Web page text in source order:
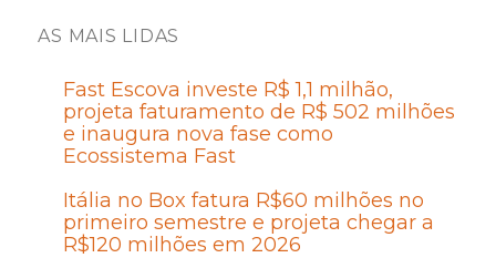
AS MAIS LIDAS
Fast Escova investe R$ 1,1 milhão,
projeta faturamento de R$ 502 milhões
e inaugura nova fase como
Ecossistema Fast
Itália no Box fatura R$60 milhões no
primeiro semestre e projeta chegar a
R$120 milhões em 2026